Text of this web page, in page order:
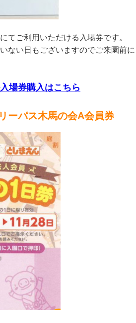
てご利用いただける入場券です。
ない日もございますのでご来園前
場券購入はこちら
ーパス木馬の会A会員券